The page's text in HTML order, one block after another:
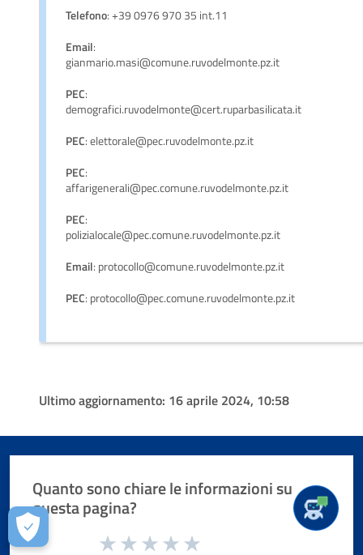
Telefono: +39 0976 970 35 int.11
Email:
gianmario.masi@comune.ruvodelmonte.pz.it
PEC:
demografici.ruvodelmonte@cert.ruparbasilicata.it
PEC: elettorale@pec.ruvodelmonte.pz.it
PEC:
affarigenerali@pec.comune.ruvodelmonte.pz.it
PEC:
polizialocale@pec.comune.ruvodelmonte.pz.it
Email: protocollo@comune.ruvodelmonte.pz.it
PEC: protocollo@pec.comune.ruvodelmonte.pz.it
Ultimo aggiornamento: 16 aprile 2024, 10:58
Quanto sono chiare le informazioni su
questa pagina?
Valuta da 1 a 5 stelle la pagina